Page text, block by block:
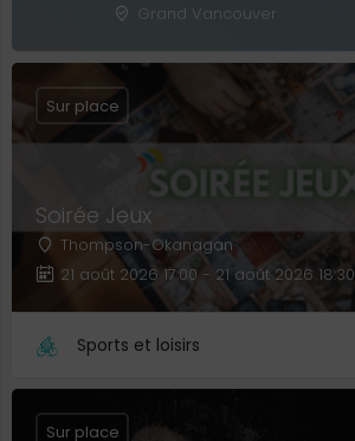
Grand Vancouver
Soirée Jeux
Thompson-Okanagan
21 août 2026 17:00 - 21 août 2026 18:30
Sur place
Sports et loisirs
Sur place